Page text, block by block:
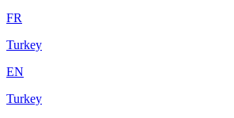
FR
Turkey
EN
Turkey